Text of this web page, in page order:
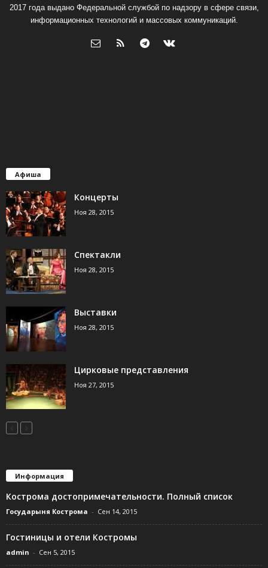
2017 года выдано Федеральной службой по надзору в сфере связи,
информационных технологий и массовых коммуникаций.
Афиша
Концерты
Ноя 28, 2015
Спектакли
Ноя 28, 2015
Выставки
Ноя 28, 2015
Цирковые представления
Ноя 27, 2015
Информация
Кострома достопримечательности. Полный список
Государыня Кострома - Сен 14, 2015
Гостиницы и отели Костромы
admin - Сен 5, 2015